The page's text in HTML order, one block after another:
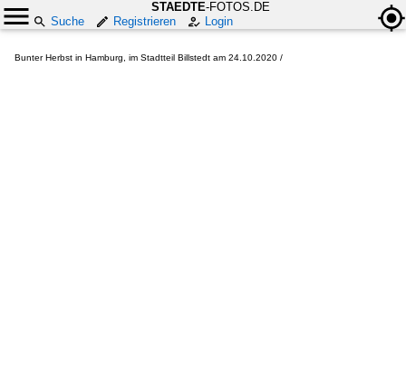
STAEDTE-FOTOS.DE
Suche
Registrieren Login
Bunter Herbst in Hamburg, im Stadtteil Billstedt am 24.10.2020 /